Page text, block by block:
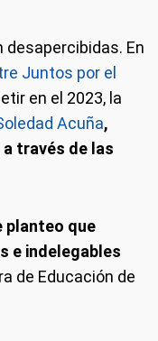
desapercibidas. En
Juntos por el
en el 2023, la
Acuña,
través de las
planteo que
e indelegables
de Educación de